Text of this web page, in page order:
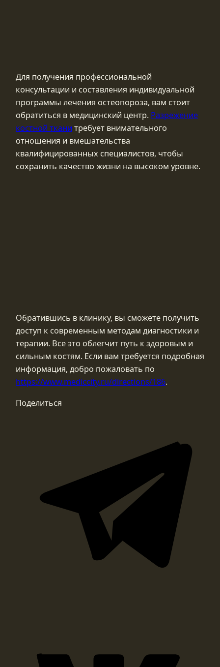
Для получения профессиональной
консультации и составления индивидуальной
программы лечения остеопороза, вам стоит
обратиться в медицинский центр. Разрежение
костной ткани требует внимательного
отношения и вмешательства
квалифицированных специалистов, чтобы
сохранить качество жизни на высоком уровне.
Обратившись в клинику, вы сможете получить
доступ к современным методам диагностики и
терапии. Все это облегчит путь к здоровым и
сильным костям. Если вам требуется подробная
информация, добро пожаловать по
https://www.mediccity.ru/directions/186.
Поделиться